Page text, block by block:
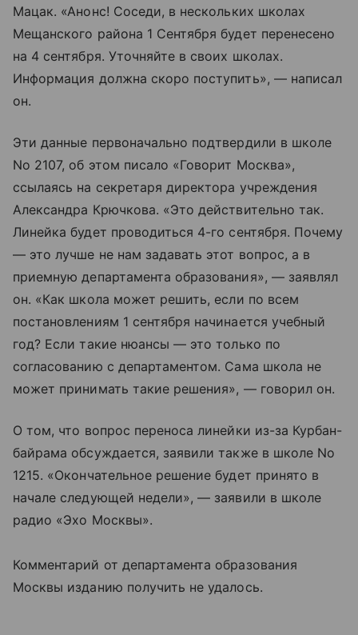
Мацак. «Анонс! Соседи, в нескольких школах
Мещанского района 1 Сентября будет перенесено
на 4 сентября. Уточняйте в своих школах.
Информация должна скоро поступить», — написал
он.
Эти данные первоначально подтвердили в школе
No 2107, об этом писало «Говорит Москва»,
ссылаясь на секретаря директора учреждения
Александра Крючкова. «Это действительно так.
Линейка будет проводиться 4-го сентября. Почему
— это лучше не нам задавать этот вопрос, а в
приемную департамента образования», — заявлял
он. «Как школа может решить, если по всем
постановлениям 1 сентября начинается учебный
год? Если такие нюансы — это только по
согласованию с департаментом. Сама школа не
может принимать такие решения», — говорил он.
О том, что вопрос переноса линейки из-за Курбан-
байрама обсуждается, заявили также в школе No
1215. «Окончательное решение будет принято в
начале следующей недели», — заявили в школе
радио «Эхо Москвы».
Комментарий от департамента образования
Москвы изданию получить не удалось.